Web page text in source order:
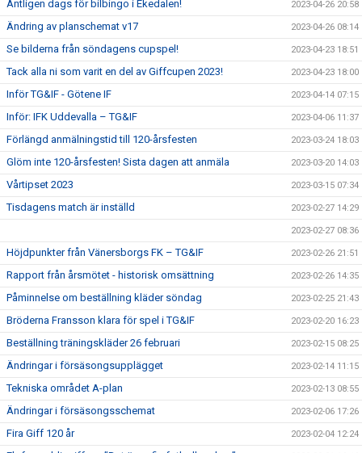
Äntligen dags för bilbingo i Ekedalen! 2023-04-26 20:58
Ändring av planschemat v17 2023-04-26 08:14
Se bilderna från söndagens cupspel! 2023-04-23 18:51
Tack alla ni som varit en del av Giffcupen 2023! 2023-04-23 18:00
Inför TG&IF - Götene IF 2023-04-14 07:15
Inför: IFK Uddevalla – TG&IF 2023-04-06 11:37
Förlängd anmälningstid till 120-årsfesten 2023-03-24 18:03
Glöm inte 120-årsfesten! Sista dagen att anmäla 2023-03-20 14:03
Vårtipset 2023 2023-03-15 07:34
Tisdagens match är inställd 2023-02-27 14:29
2023-02-27 08:36
Höjdpunkter från Vänersborgs FK – TG&IF 2023-02-26 21:51
Rapport från årsmötet - historisk omsättning 2023-02-26 14:35
Påminnelse om beställning kläder söndag 2023-02-25 21:43
Bröderna Fransson klara för spel i TG&IF 2023-02-20 16:23
Beställning träningskläder 26 februari 2023-02-15 08:25
Ändringar i försäsongsupplägget 2023-02-14 11:15
Tekniska området A-plan 2023-02-13 08:55
Ändringar i försäsongsschemat 2023-02-06 17:26
Fira Giff 120 år 2023-02-04 12:24